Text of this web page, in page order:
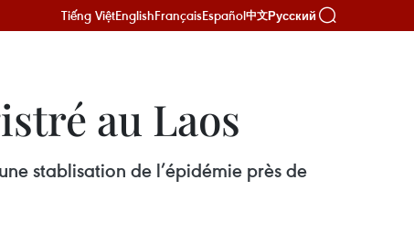
Tiếng ViệtEnglishFrançaisEspañol中文Русский
au Laos
stablisation de l’épidémie près de